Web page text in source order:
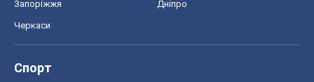
Запоріжжя Дніпро
Черкаси
Спорт